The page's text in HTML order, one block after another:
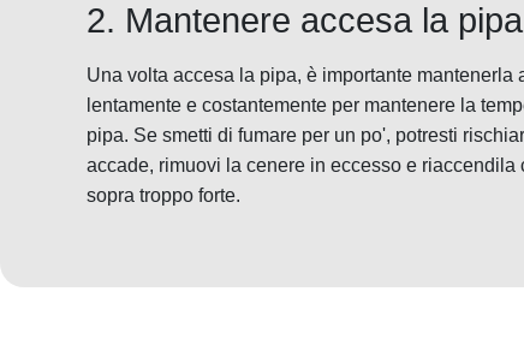
2. Mantenere accesa la pipa
Una volta accesa la pipa, è importante mantenerla
lentamente e costantemente per mantenere la
pipa. Se smetti di fumare per un po', potresti
accade, rimuovi la cenere in eccesso e riaccendila
sopra troppo forte.